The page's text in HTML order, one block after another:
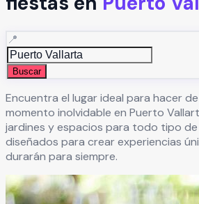
📍
Buscar
Encuentra el lugar ideal para hacer
momento inolvidable en Puerto
jardines y espacios para todo tipo
diseñados para crear experiencias
durarán para siempre.